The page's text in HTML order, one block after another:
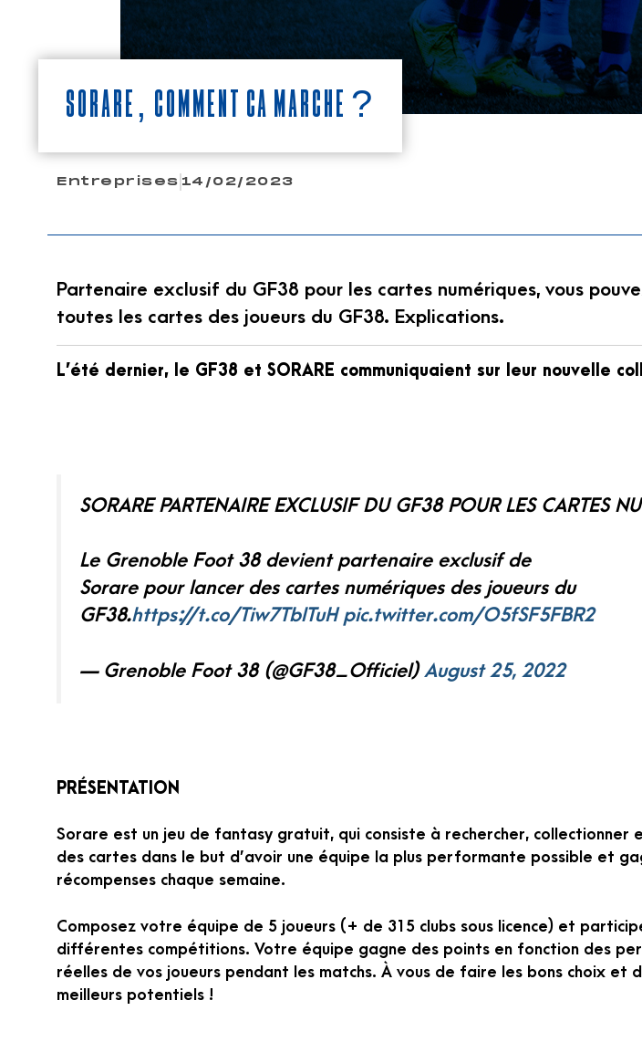
SORARE, COMMENT ÇA MARCHE ?
Entreprises 14/02/2023
Partenaire exclusif du GF38 pour les cartes numériques, vous
toutes les cartes des joueurs du GF38. Explications.
L’été dernier, le GF38 et SORARE communiquaient sur leur nouvelle
SORARE PARTENAIRE EXCLUSIF DU GF38 POUR LES CARTES
Le Grenoble Foot 38 devient partenaire exclusif de
Sorare pour lancer des cartes numériques des joueurs du
GF38.https://t.co/Tiw7TblTuH pic.twitter.com/O5fSF5FBR2
— Grenoble Foot 38 (@GF38_Officiel) August 25, 2022
PRÉSENTATION
Sorare est un jeu de fantasy gratuit, qui consiste à rechercher, collectionner
des cartes dans le but d’avoir une équipe la plus performante possible et
récompenses chaque semaine.
Composez votre équipe de 5 joueurs (+ de 315 clubs sous licence) et
différentes compétitions. Votre équipe gagne des points en fonction des
réelles de vos joueurs pendant les matchs. À vous de faire les bons choix et
meilleurs potentiels !